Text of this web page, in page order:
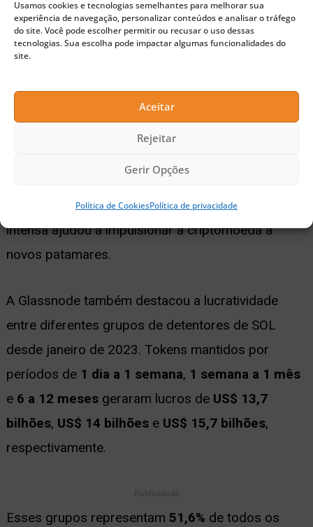
Usamos cookies e tecnologias semelhantes para melhorar sua
experiência de navegação, personalizar conteúdos e analisar o tráfego
do site. Você pode escolher permitir ou recusar o uso dessas
tecnologias. Sua escolha pode impactar algumas funcionalidades do
site.
Aceitar
Rejeitar
Gerir Opções
Política de CookiesPolítica de privacidade
Memecoins impulsionam
demanda por Solana
Um dos fatores que alimentaram a alta demanda
aumento da atividade
é usado como moeda base
para liquidar essas transações, a movimentação
intensa ajudou a impulsionar a criptomoeda a
novos patamares.
A Glassnode também destacou a lucratividade
entre diferentes grupos de detentores de SOL
desde janeiro de 2023. Tokens mantidos por
períodos de 1 dia a 1 semana, 1 semana a 1 mês
e 6 a 12 mesesgeraram lucros de US$ 13,7
bilhões, US$ 14 bilhõese US$ 15,7 bilhões,
respectivamente.
Publicidade
Esses grupos representam 51,6% de todos os